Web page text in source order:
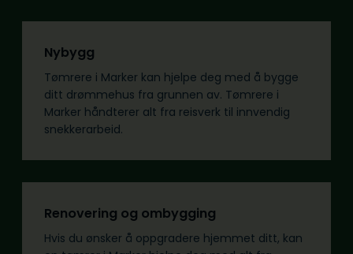
Nybygg
Tømrere i Marker kan hjelpe deg med å bygge
ditt drømmehus fra grunnen av. Tømrere i
Marker håndterer alt fra reisverk til innvendig
snekkerarbeid.
Renovering og ombygging
Hvis du ønsker å oppgradere hjemmet ditt, kan